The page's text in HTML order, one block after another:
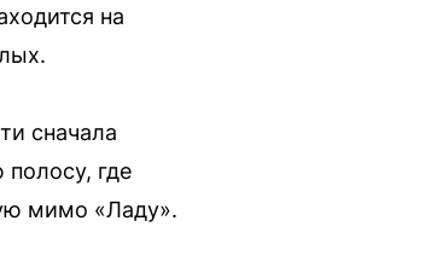
на
сначала
где
мимо «Ладу».